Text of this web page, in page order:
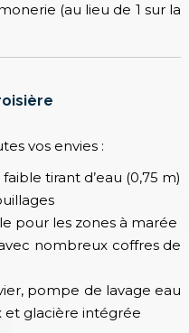
(au lieu de 1 sur la
vos envies :
tirant d’eau (0,75 m)
pour les zones à marée
nombreux coffres de
pompe de lavage eau
et glacière intégrée